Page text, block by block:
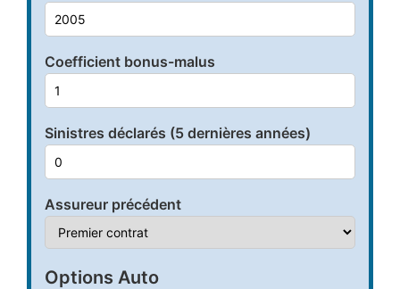
Coefficient bonus-malus
Sinistres déclarés (5 dernières années)
Assureur précédent
Options Auto